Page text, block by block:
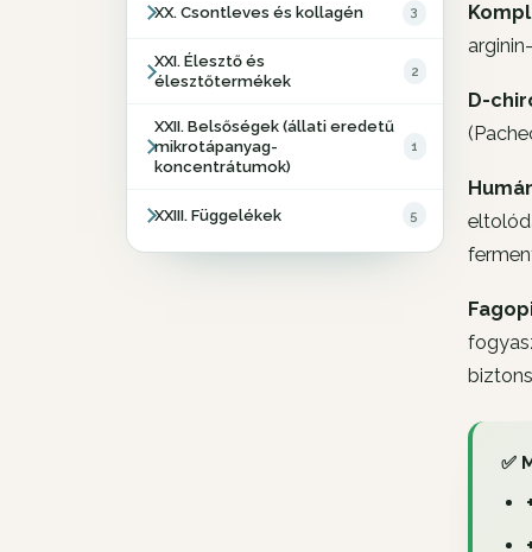
XX. Csontleves és kollagén 3
XXI. Élesztő és
élesztőtermékek
2
XXII. Belsőségek (állati eredetű
mikrotápanyag-
koncentrátumok)
1
XXIII. Függelékek 5
D-
✅